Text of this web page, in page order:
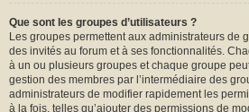
Que sont les groupes d’utilisateurs ?
Les groupes permettent aux administrateurs de
des invités au forum et à ses fonctionnalités.
à un ou plusieurs groupes et chaque groupe
gestion des membres par l’intermédiaire des
administrateurs de modifier rapidement les
à la fois, telles qu’ajouter des permissions de